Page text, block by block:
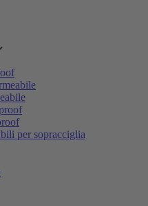
per sopracciglia